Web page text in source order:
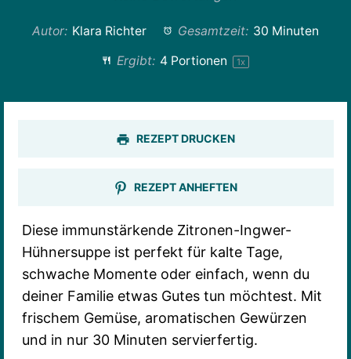
Autor: Klara Richter Gesamtzeit: 30 Minuten
Ergibt: 4 Portionen 1x
REZEPT DRUCKEN
REZEPT ANHEFTEN
Diese immunstärkende Zitronen-Ingwer-
Hühnersuppe ist perfekt für kalte Tage,
schwache Momente oder einfach, wenn du
deiner Familie etwas Gutes tun möchtest. Mit
frischem Gemüse, aromatischen Gewürzen
und in nur 30 Minuten servierfertig.